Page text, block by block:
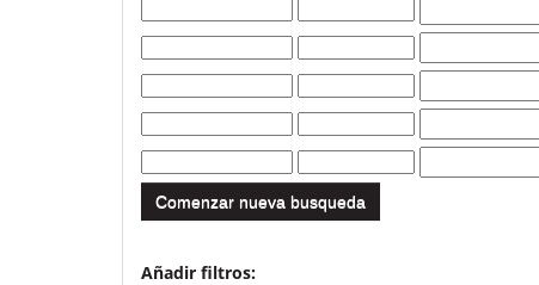
Comenzar nueva busqueda
Añadir filtros: